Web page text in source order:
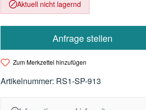
Aktuell nicht lagernd
Anfrage stellen
Zum Merkzettel hinzufügen
Artikelnummer: RS1-SP-913